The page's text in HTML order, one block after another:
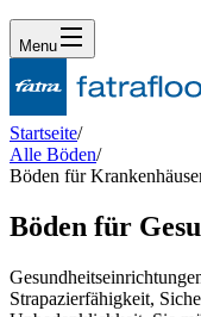
Menu
Startseite/
Alle Böden/
Böden für
Böden für
Strapazierfähigkeit,